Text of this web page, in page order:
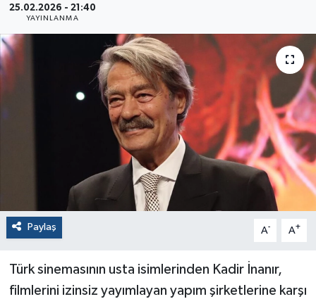
25.02.2026 - 21:40
YAYINLANMA
Paylaş A- A+
Türk sinemasının usta isimlerinden Kadir İnanır,
filmlerini izinsiz yayımlayan yapım şirketlerine karşı